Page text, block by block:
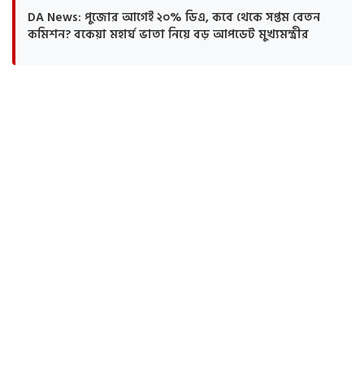
DA News: পুজোর আগেই ২০% ডিএ, কবে থেকে সপ্তম বেতন
কমিশন? বকেয়া মহার্ঘ ভাতা নিয়ে বড় আপডেট মুখ্যমন্ত্রীর